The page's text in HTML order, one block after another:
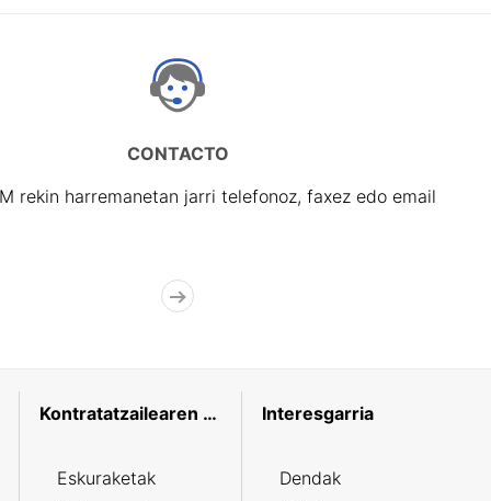
CONTACTO
rekin harremanetan jarri telefonoz, faxez edo email
Kontratatzailearen profila
Eskuraketak
Interesgarria
Dendak